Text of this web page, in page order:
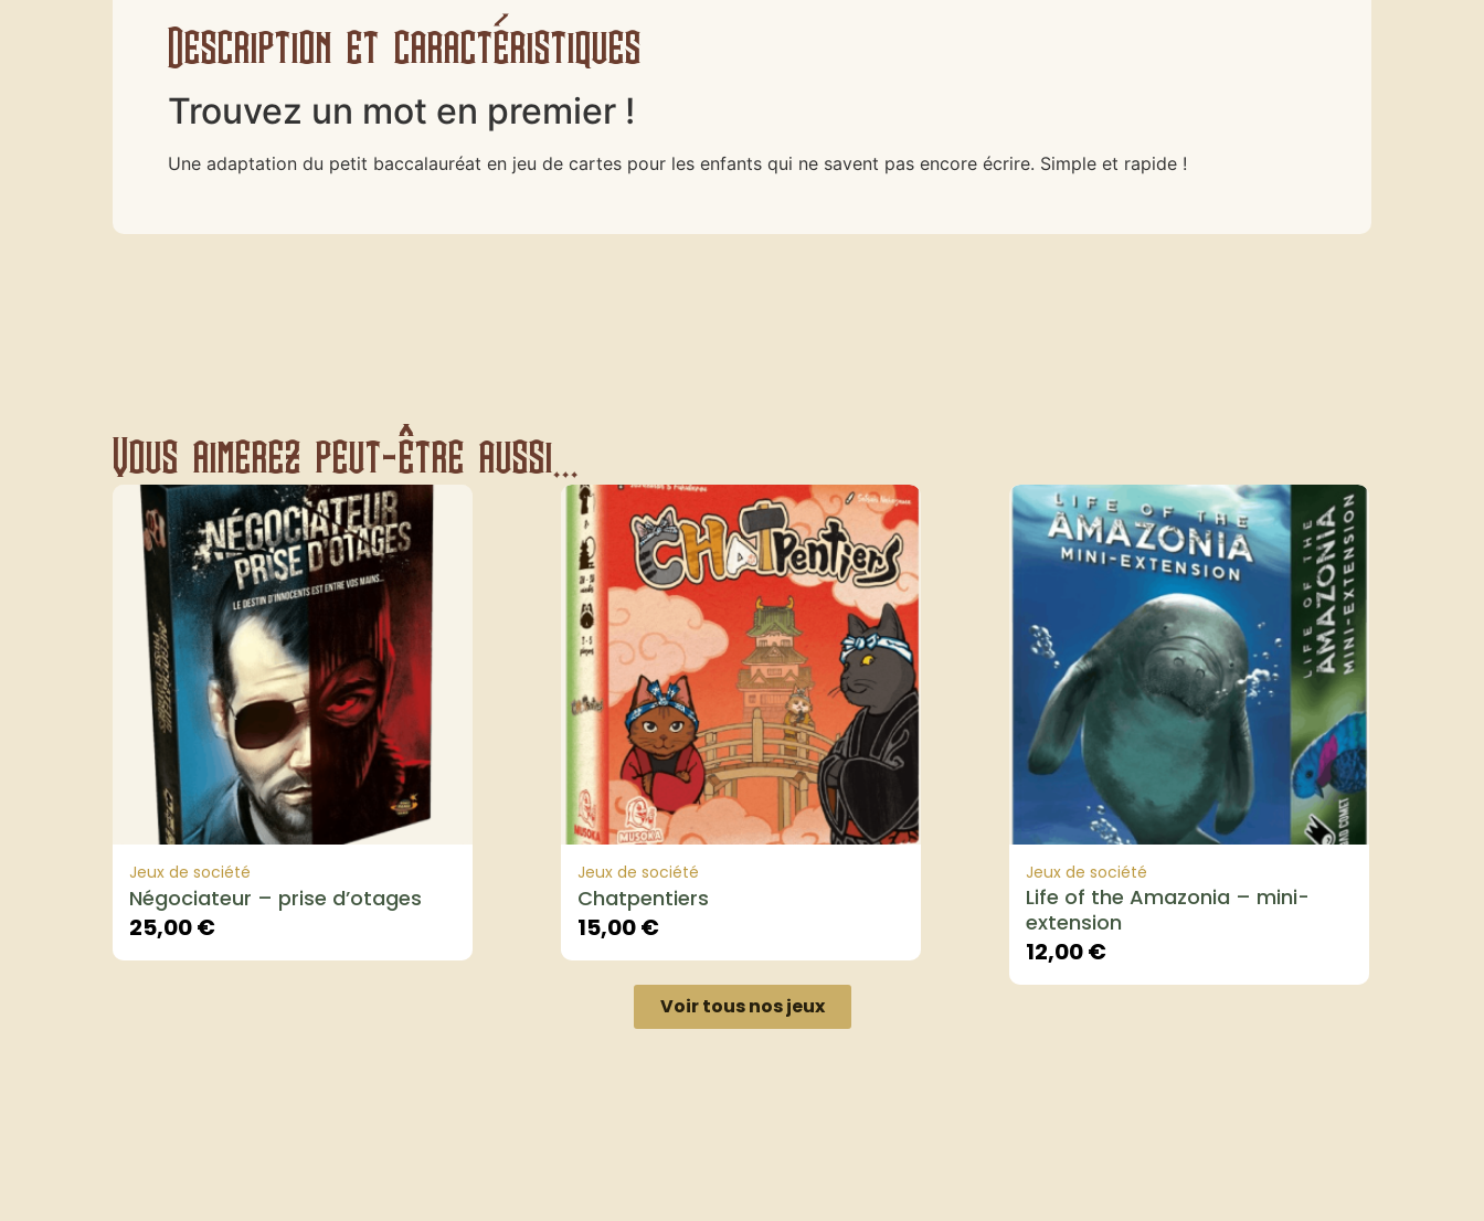
Description et caractéristiques
Trouvez un mot en premier !
Une adaptation du petit baccalauréat en jeu de cartes pour les enfants qui ne savent pas encore écrire. Simple et rapide !
Vous aimerez peut-être aussi...
Jeux de société
Négociateur – prise d’otages
25,00€
Jeux de société
Chatpentiers
15,00€
Jeux de société
Life of the Amazonia – mini-
extension
12,00€
Voir tous nos jeux